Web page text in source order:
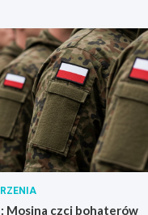
Mosina czci bohaterów